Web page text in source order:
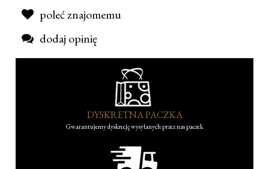
poleć znajomemu
dodaj opinię
DYSKRETNA PACZKA
Gwarantujemy dyskrecję wysyłanych przez nas paczek